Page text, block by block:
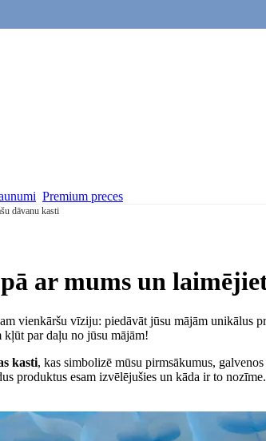
Premium preces
dāvanu kasti
ar mums un
vienkāršu vīziju: piedāvāt jūsu mājām unikālus
kļūt par daļu no jūsu mājām!
kasti, kas simbolizē mūsu pirmsākumus,
produktus esam izvēlējušies un kāda ir to nozīme.